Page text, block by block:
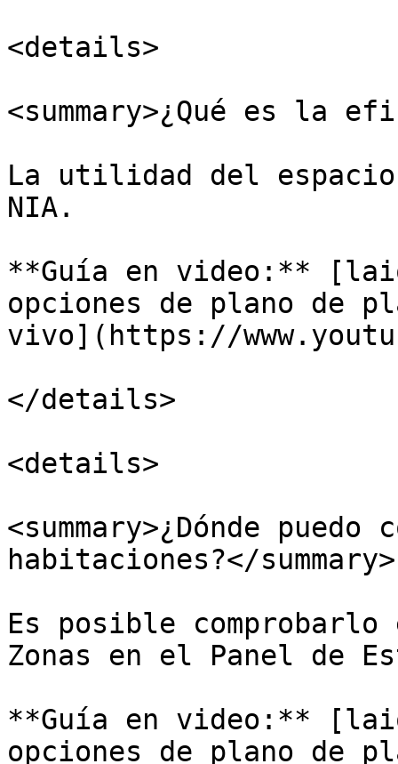
<details>
<summary>¿Qué es la
La utilidad del espacio
NIA.
**Guía en video:**
opciones de plano de
vivo](https://
</details>
<details>
<summary>¿Dónde
habitaciones?</summary>
Es posible
Zonas en el Panel de
**Guía en video:**
opciones de plano de